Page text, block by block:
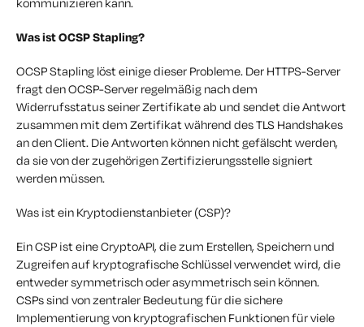
kommunizieren kann.
Was ist OCSP Stapling?
OCSP Stapling löst einige dieser Probleme. Der HTTPS-Server
fragt den OCSP-Server regelmäßig nach dem
Widerrufsstatus seiner Zertifikate ab und sendet die Antwort
zusammen mit dem Zertifikat während des TLS Handshakes
an den Client. Die Antworten können nicht gefälscht werden,
da sie von der zugehörigen Zertifizierungsstelle signiert
werden müssen.
Was ist ein Kryptodienstanbieter (CSP)?
Ein CSP ist eine CryptoAPI, die zum Erstellen, Speichern und
Zugreifen auf kryptografische Schlüssel verwendet wird, die
entweder symmetrisch oder asymmetrisch sein können.
CSPs sind von zentraler Bedeutung für die sichere
Implementierung von kryptografischen Funktionen für viele